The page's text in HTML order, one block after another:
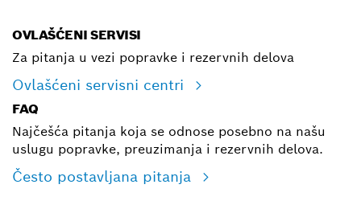
OVLAŠĆENI SERVISI
Za pitanja u vezi popravke i rezervnih delova
Ovlašćeni servisni centri
FAQ
Najčešća pitanja koja se odnose posebno na našu
uslugu popravke, preuzimanja i rezervnih delova.
Često postavljana pitanja